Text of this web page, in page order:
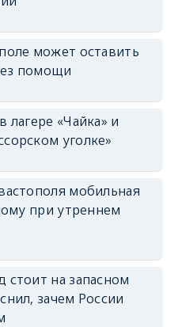
может оставить
помощи
«Чайка» и
уголке»
мобильная
при утреннем
на запасном
зачем России